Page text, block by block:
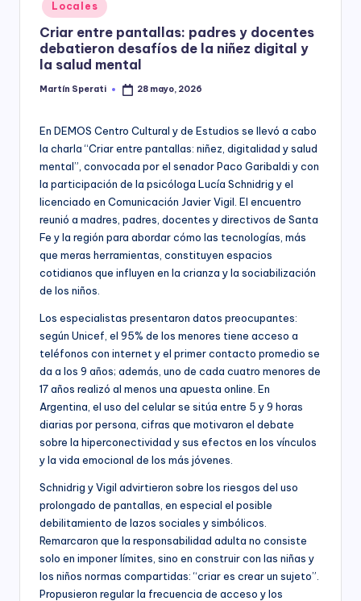
y
in
Locales
Criar entre pantallas: padres y docentes
debatieron desafíos de la niñez digital y
la salud mental
Posted
Martín Sperati 28 mayo, 2026
En DEMOS Centro Cultural y de Estudios se llevó a cabo
la charla “Criar entre pantallas: niñez, digitalidad y salud
mental”, convocada por el senador Paco Garibaldi y con
la participación de la psicóloga Lucía Schnidrig y el
licenciado en Comunicación Javier Vigil. El encuentro
reunió a madres, padres, docentes y directivos de Santa
Fe y la región para abordar cómo las tecnologías, más
que meras herramientas, constituyen espacios
cotidianos que influyen en la crianza y la sociabilización
de los niños.
Los especialistas presentaron datos preocupantes:
según Unicef, el 95% de los menores tiene acceso a
teléfonos con internet y el primer contacto promedio se
da a los 9 años; además, uno de cada cuatro menores de
17 años realizó al menos una apuesta online. En
Argentina, el uso del celular se sitúa entre 5 y 9 horas
diarias por persona, cifras que motivaron el debate
sobre la hiperconectividad y sus efectos en los vínculos
y la vida emocional de los más jóvenes.
Schnidrig y Vigil advirtieron sobre los riesgos del uso
prolongado de pantallas, en especial el posible
debilitamiento de lazos sociales y simbólicos.
Remarcaron que la responsabilidad adulta no consiste
solo en imponer límites, sino en construir con las niñas y
los niños normas compartidas: “criar es crear un sujeto”.
Propusieron regular la frecuencia de acceso y los